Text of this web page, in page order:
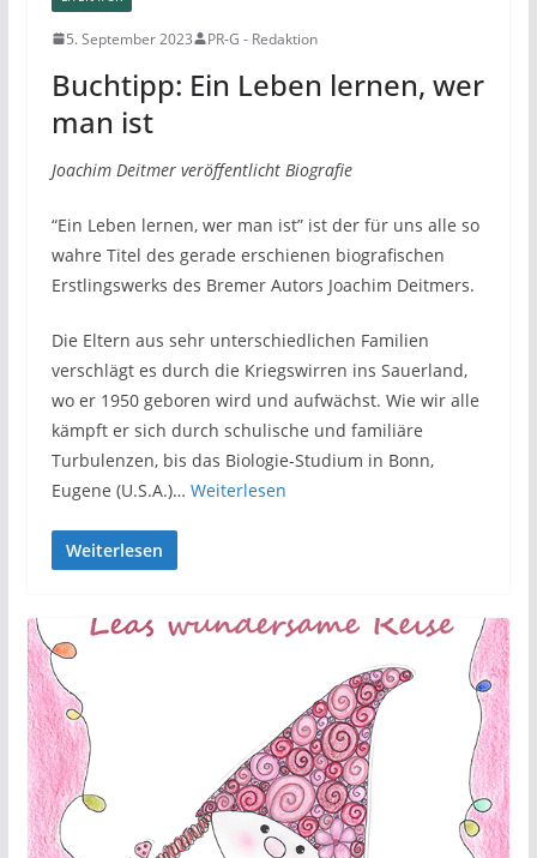
5. September 2023 PR-G - Redaktion
Buchtipp: Ein Leben lernen, wer
man ist
Joachim Deitmer veröffentlicht Biografie
“Ein Leben lernen, wer man ist” ist der für uns alle so
wahre Titel des gerade erschienen biografischen
Erstlingswerks des Bremer Autors Joachim Deitmers.
Die Eltern aus sehr unterschiedlichen Familien
verschlägt es durch die Kriegswirren ins Sauerland,
wo er 1950 geboren wird und aufwächst. Wie wir alle
kämpft er sich durch schulische und familiäre
Turbulenzen, bis das Biologie-Studium in Bonn,
Eugene (U.S.A.)… Weiterlesen
Weiterlesen